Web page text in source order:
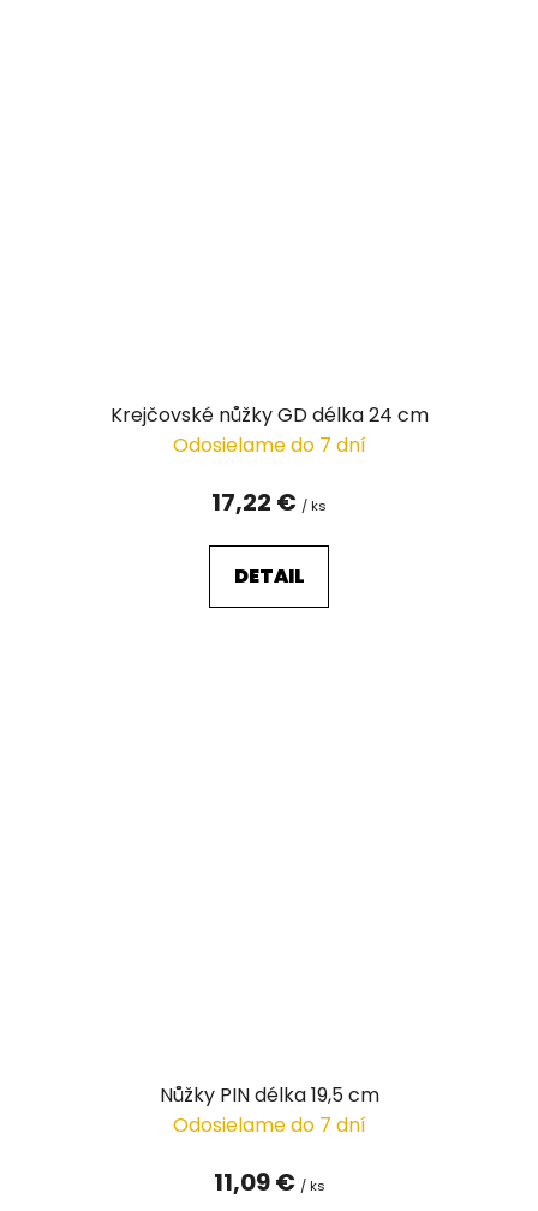
Krejčovské nůžky GD délka 24 cm
Odosielame do 7 dní
17,22 € / ks
DETAIL
Nůžky PIN délka 19,5 cm
Odosielame do 7 dní
11,09 € / ks